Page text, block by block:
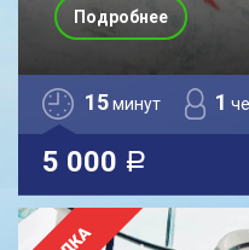
15минут 1
5 000 a
Подробнее